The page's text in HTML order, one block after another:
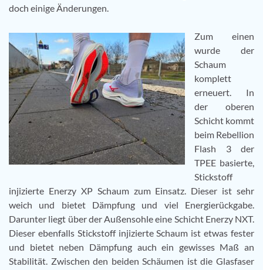
doch einige Änderungen.
Zum einen
wurde der
Schaum
komplett
erneuert. In
der oberen
Schicht kommt
beim Rebellion
Flash 3 der
TPEE basierte,
Stickstoff
injizierte Enerzy XP Schaum zum Einsatz. Dieser ist sehr
weich und bietet Dämpfung und viel Energierückgabe.
Darunter liegt über der Außensohle eine Schicht Enerzy NXT.
Dieser ebenfalls Stickstoff injizierte Schaum ist etwas fester
und bietet neben Dämpfung auch ein gewisses Maß an
Stabilität. Zwischen den beiden Schäumen ist die Glasfaser